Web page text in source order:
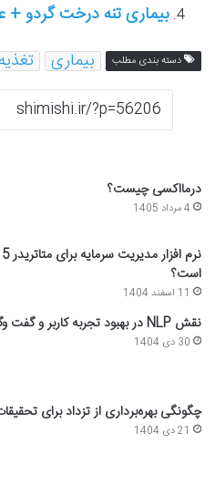
بیماری تنه درخت گردو +
دسته بندی مطلب بیماری
درمااکسی چیست؟
4 مرداد 1405
است؟
11 اسفند 1404
نقش NLP در بهبود تجربه کاربر و گفت وگو با ربات ها
30 دی 1404
چگونگی بهره‌برداری از تزداد برای
21 دی 1404